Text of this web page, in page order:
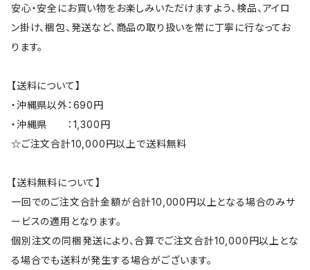
安心・安全にお買い物をお楽しみいただけますよう、検品、アイロ
ン掛け、梱包、発送など、商品の取り扱いを常に丁寧に行なってお
ります。
【送料について】
・沖縄県以外：690円
・沖縄県 ：1,300円
☆ご注文合計10,000円以上で送料無料
【送料無料について】
一回でのご注文合計金額が合計10,000円以上となる場合のみサ
ービスの適用となります。
個別注文の同梱発送により、合算でご注文合計10,000円以上とな
る場合でも送料が発生する場合がございます。